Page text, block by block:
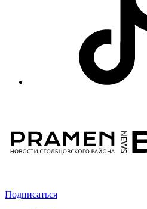
Подписаться